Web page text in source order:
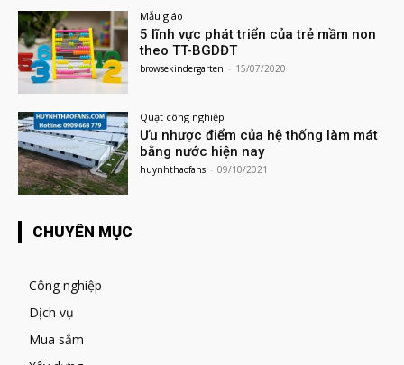
Mẫu giáo
5 lĩnh vực phát triển của trẻ mầm non
theo TT-BGDĐT
browsekindergarten - 15/07/2020
Quạt công nghiệp
Ưu nhược điểm của hệ thống làm mát
bằng nước hiện nay
huynhthaofans - 09/10/2021
CHUYÊN MỤC
Công nghiệp
Dịch vụ
Mua sắm